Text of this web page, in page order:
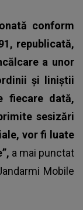
conform
republicată,
a unor
și liniștii
fiecare dată,
sesizări
vor fi luate
a mai punctat
Mobile